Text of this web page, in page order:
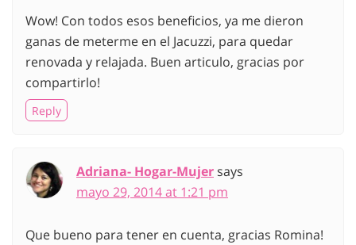
Wow! Con todos esos beneficios, ya me dieron
ganas de meterme en el Jacuzzi, para quedar
renovada y relajada. Buen articulo, gracias por
compartirlo!
Reply
Adriana- Hogar-Mujersays
mayo 29, 2014 at 1:21 pm
Que bueno para tener en cuenta, gracias Romina!